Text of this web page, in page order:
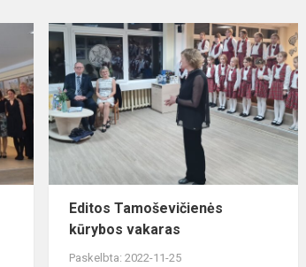
Editos Tamoševičienės
kūrybos vakaras
Paskelbta: 2022-11-25